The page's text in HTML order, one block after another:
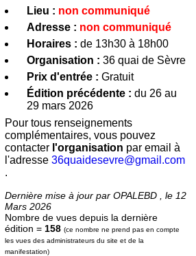
Lieu : non communiqué
Adresse : non communiqué
Horaires : de 13h30 à 18h00
Organisation : 36 quai de Sèvre
Prix d'entrée : Gratuit
Édition précédente : du 26 au
29 mars 2026
Pour tous renseignements
complémentaires, vous pouvez
contacter l'organisation par email à
l'adresse 36quaidesevre@gmail.com
.
Dernière mise à jour par OPALEBD , le 12
Mars 2026
Nombre de vues depuis la dernière
édition = 158 (ce nombre ne prend pas en compte
les vues des administrateurs du site et de la
manifestation)